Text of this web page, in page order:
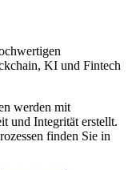
KI und Fintech
werden mit
und Integrität erstellt.
finden Sie in